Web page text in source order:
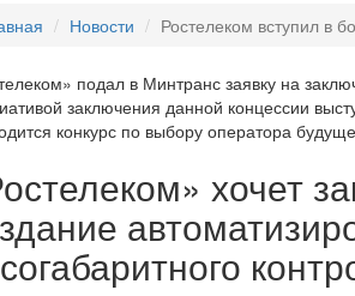
Новости Ростелеком вступил в
подал в Минтранс заявку на
заключения данной концессии
конкурс по выбору оператора
хочет